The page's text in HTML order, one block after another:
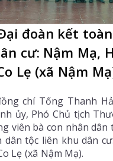
đoàn kết
cư: Nậm Mạ,
Lẹ (xã Nậm
chí Tống Thanh
ủy, Phó Chủ tịch
viên bà con nhân dân
dân tộc liên khu dân
Lẹ (xã Nậm Mạ).